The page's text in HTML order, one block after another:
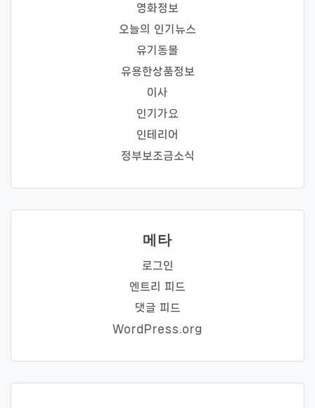
영화정보
오늘의 인기뉴스
유기동물
유용한상품정보
이사
인기가요
인테리어
정부보조금소식
메타
로그인
엔트리 피드
댓글 피드
WordPress.org